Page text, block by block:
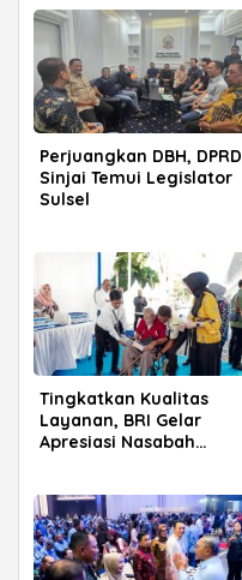
Perjuangkan DBH, DPRD
Sinjai Temui Legislator
Sulsel
Tingkatkan Kualitas
Layanan, BRI Gelar
Apresiasi Nasabah